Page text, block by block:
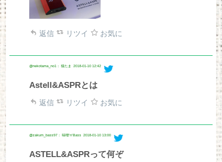
返信 リツイ お気に
@nekotama_no1： 猫たま 2018-01-10 12:42
Astell&ASPRとは
返信 リツイ お気に
@zakum_bass97： 味噌’n’Bass 2018-01-10 13:00
ASTELL&ASPRって何ぞ